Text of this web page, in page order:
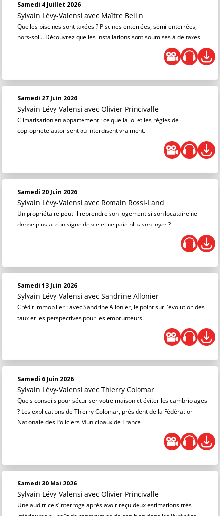
Samedi 4 Juillet 2026
Sylvain Lévy-Valensi avec Maître Bellin
Quelles piscines sont taxées ? Piscines enterrées, semi-enterrées,
hors-sol… Découvrez quelles installations sont soumises à de taxes.
Samedi 27 Juin 2026
Sylvain Lévy-Valensi avec Olivier Princivalle
Climatisation en appartement : ce que la loi et les règles de
copropriété autorisent ou interdisent vraiment.
Samedi 20 Juin 2026
Sylvain Lévy-Valensi avec Romain Rossi-Landi
Un propriétaire peut-il reprendre son logement si son locataire ne
donne plus aucun signe de vie et ne paie plus son loyer ?
Samedi 13 Juin 2026
Sylvain Lévy-Valensi avec Sandrine Allonier
Crédit immobilier : avec Sandrine Allonier, le point sur l'évolution des
taux et les perspectives pour les emprunteurs.
Samedi 6 Juin 2026
Sylvain Lévy-Valensi avec Thierry Colomar
Quels conseils pour sécuriser votre maison et éviter les cambriolages
? Les explications de Thierry Colomar, président de la Fédération
Nationale des Policiers Municipaux de France
Samedi 30 Mai 2026
Sylvain Lévy-Valensi avec Olivier Princivalle
Une auditrice s’interroge après avoir reçu deux estimations très